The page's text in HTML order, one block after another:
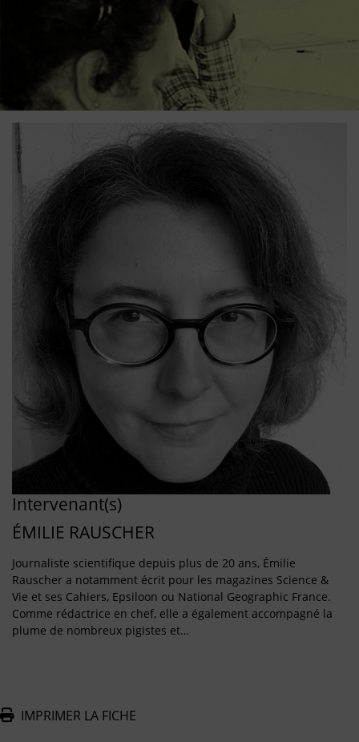
Intervenant(s)
ÉMILIE RAUSCHER
Journaliste scientifique depuis plus de 20 ans, Émilie
Rauscher a notamment écrit pour les magazines Science &
Vie et ses Cahiers, Epsiloon ou National Geographic France.
Comme rédactrice en chef, elle a également accompagné la
plume de nombreux pigistes et…
IMPRIMER LA FICHE